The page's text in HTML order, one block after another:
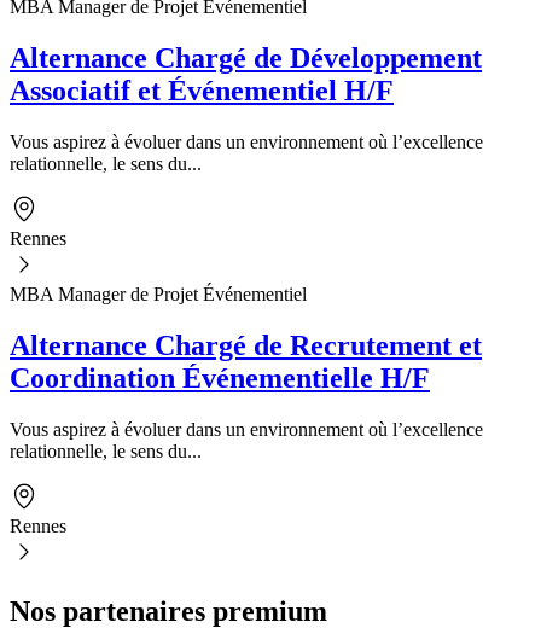
MBA Manager de Projet Événementiel
Alternance Chargé de Développement
Associatif et Événementiel H/F
Vous aspirez à évoluer dans un environnement où l’excellence
relationnelle, le sens du...
Rennes
MBA Manager de Projet Événementiel
Alternance Chargé de Recrutement et
Coordination Événementielle H/F
Vous aspirez à évoluer dans un environnement où l’excellence
relationnelle, le sens du...
Rennes
Nos partenaires premium